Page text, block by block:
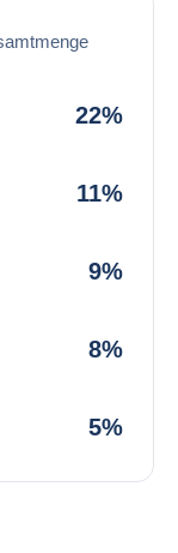
22%
11%
9%
8%
5%